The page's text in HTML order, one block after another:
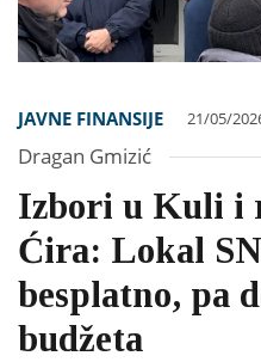
JAVNE FINANSIJE 21/05/
Dragan Gmizić
Izbori u Kuli i
Ćira: Lokal
besplatno, pa
budžeta